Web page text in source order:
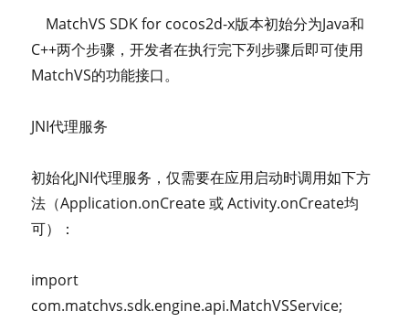
MatchVS SDK for cocos2d-x版本初始分为Java和
C++两个步骤，开发者在执行完下列步骤后即可使用
MatchVS的功能接口。
JNI代理服务
初始化JNI代理服务，仅需要在应用启动时调用如下方
法（Application.onCreate 或 Activity.onCreate均
可）：
import
com.matchvs.sdk.engine.api.MatchVSService;